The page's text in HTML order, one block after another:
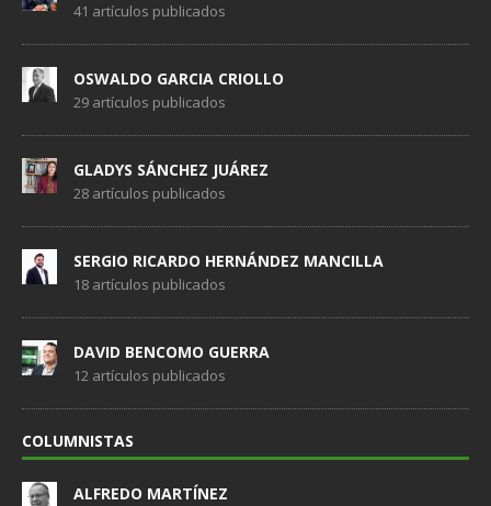
41 artículos publicados
OSWALDO GARCIA CRIOLLO
29 artículos publicados
GLADYS SÁNCHEZ JUÁREZ
28 artículos publicados
SERGIO RICARDO HERNÁNDEZ MANCILLA
18 artículos publicados
DAVID BENCOMO GUERRA
12 artículos publicados
COLUMNISTAS
ALFREDO MARTÍNEZ